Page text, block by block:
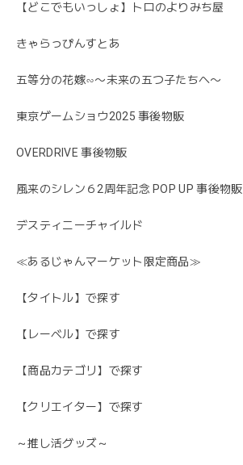
【どこでもいっしょ】トロのよりみち屋
きゃらっぴんすとあ
五等分の花嫁∽〜未来の五つ子たちへ〜
東京ゲームショウ2025 事後物販
OVERDRIVE 事後物販
風来のシレン６2周年記念 POP UP 事後物販
デスティニーチャイルド
≪あるじゃんマーケット限定商品≫
【タイトル】で探す
【レーベル】で探す
【商品カテゴリ】で探す
【クリエイター】で探す
～推し活グッズ～